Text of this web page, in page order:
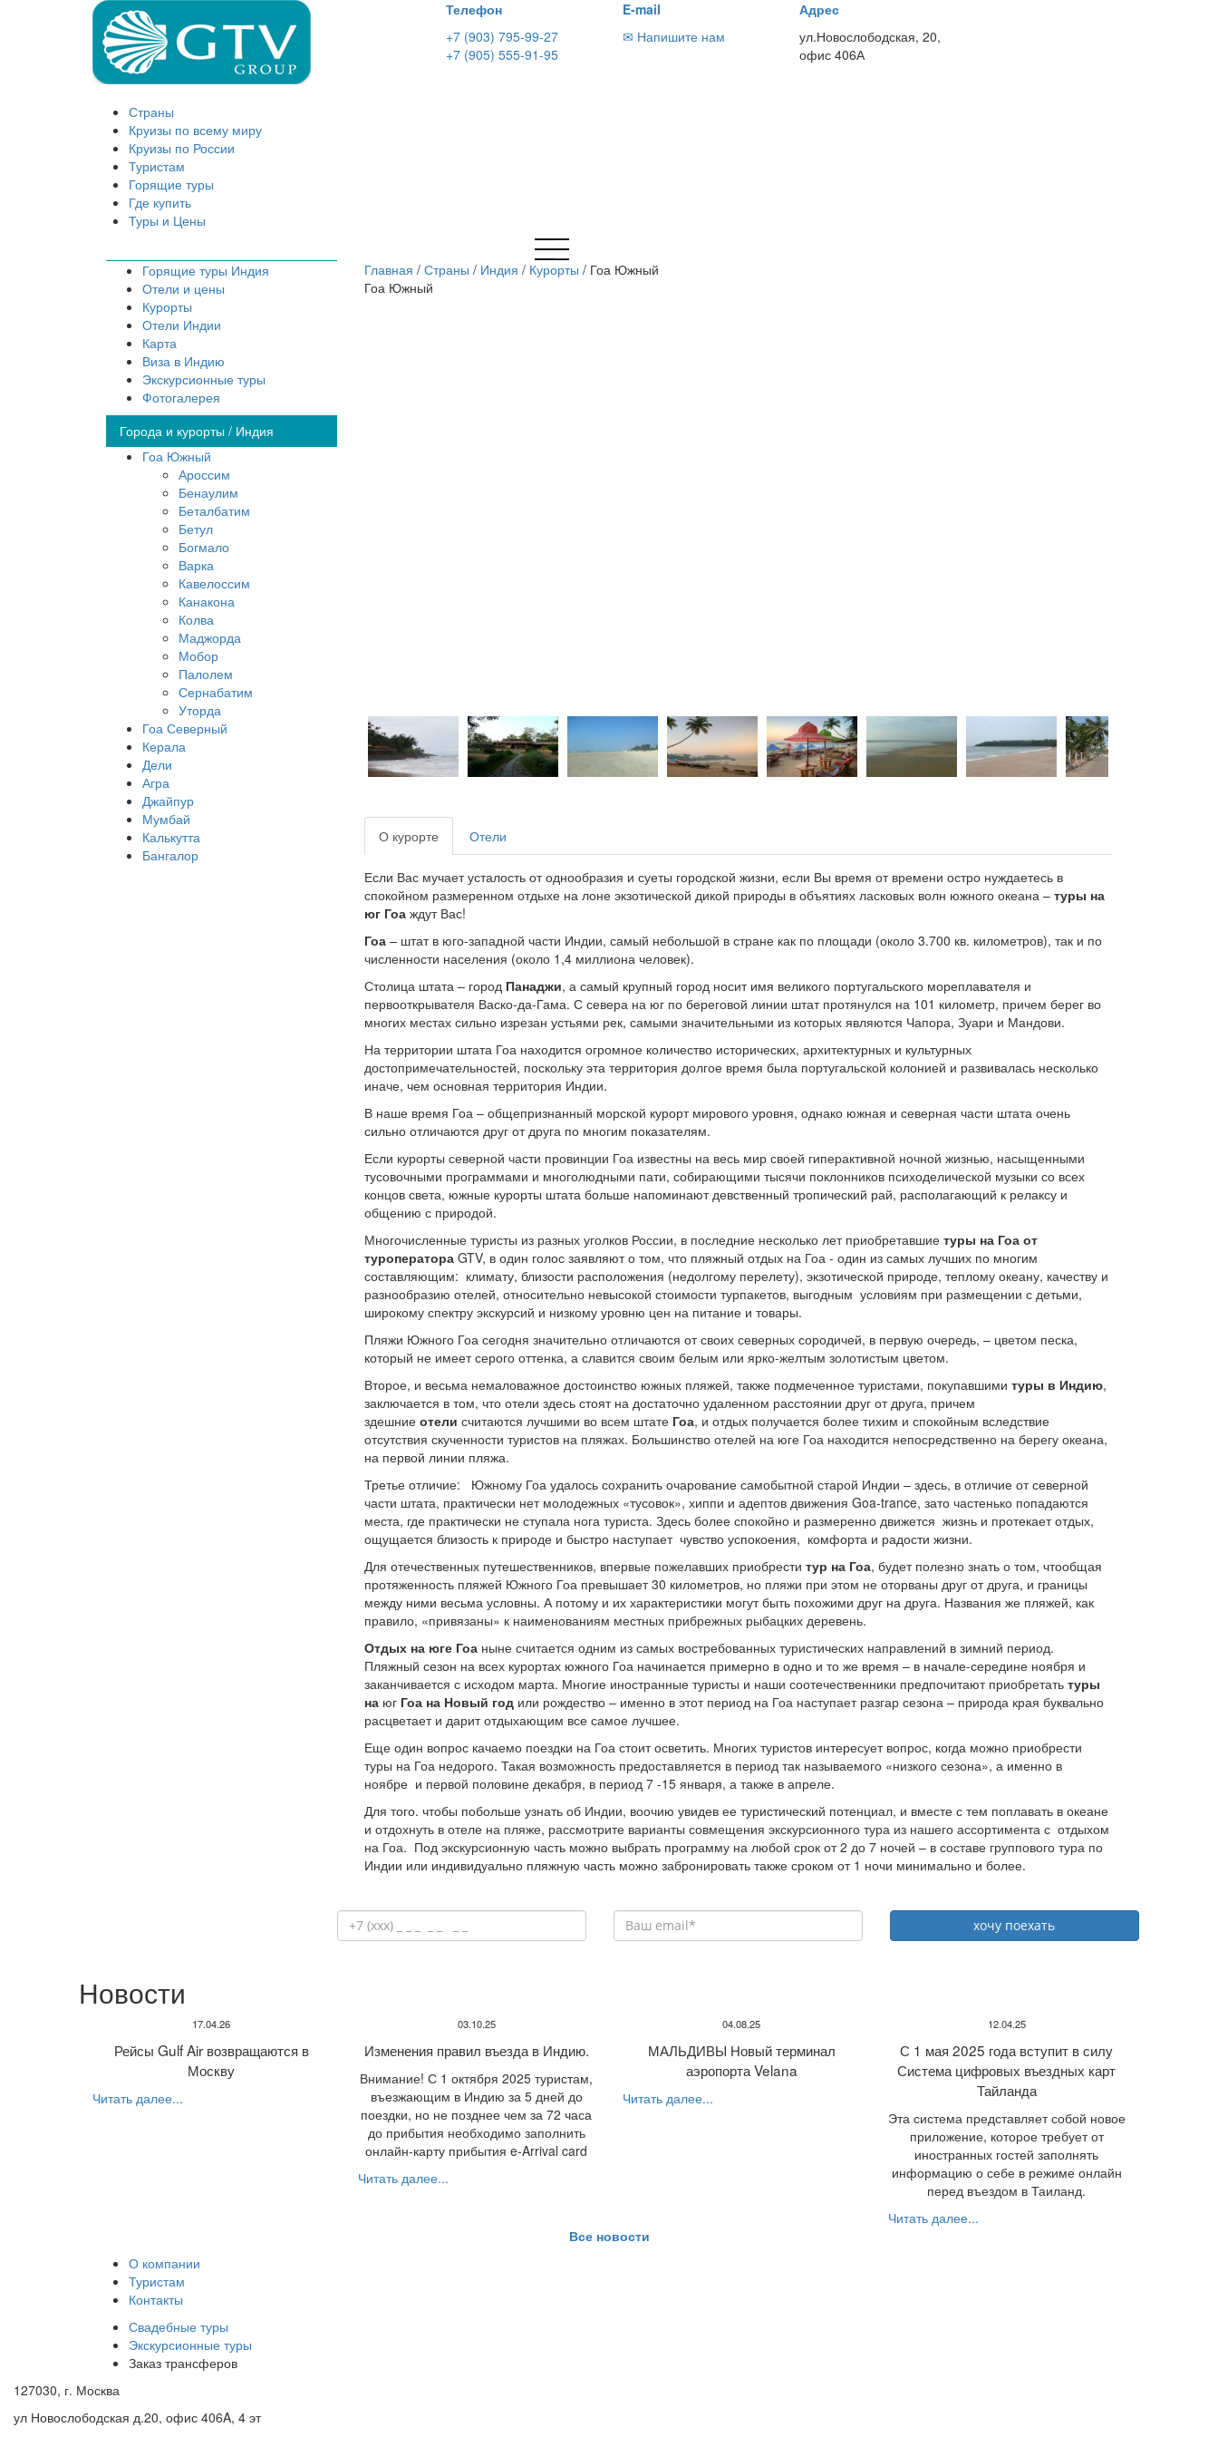
Телефон
+7 (903) 795-99-27
+7 (905) 555-91-95
E-mail
✉ Напишите нам
Адрес
ул.Новослободская, 20,
офис 406А
Страны
Круизы по всему миру
Круизы по России
Туристам
Горящие туры
Где купить
Туры и Цены
Главная / Страны / Индия / Курорты / Гоа Южный
Гоа Южный
О курорте Отели
Если Вас мучает усталость от однообразия и суеты городской жизни, если Вы время от времени остро нуждаетесь в
спокойном размеренном отдыхе на лоне экзотической дикой природы в объятиях ласковых волн южного океана – туры на
юг Гоа ждут Вас!
Гоа – штат в юго-западной части Индии, самый небольшой в стране как по площади (около 3.700 кв. километров), так и по
численности населения (около 1,4 миллиона человек).
Столица штата – город Панаджи, а самый крупный город носит имя великого португальского мореплавателя и
первооткрывателя Васко-да-Гама. С севера на юг по береговой линии штат протянулся на 101 километр, причем берег во
многих местах сильно изрезан устьями рек, самыми значительными из которых являются Чапора, Зуари и Мандови.
На территории штата Гоа находится огромное количество исторических, архитектурных и культурных
достопримечательностей, поскольку эта территория долгое время была португальской колонией и развивалась несколько
иначе, чем основная территория Индии.
В наше время Гоа – общепризнанный морской курорт мирового уровня, однако южная и северная части штата очень
сильно отличаются друг от друга по многим показателям.
Если курорты северной части провинции Гоа известны на весь мир своей гиперактивной ночной жизнью, насыщенными
тусовочными программами и многолюдными пати, собирающими тысячи поклонников психоделической музыки со всех
концов света, южные курорты штата больше напоминают девственный тропический рай, располагающий к релаксу и
общению с природой.
Многочисленные туристы из разных уголков России, в последние несколько лет приобретавшие туры на Гоа от
туроператора GTV, в один голос заявляют о том, что пляжный отдых на Гоа - один из самых лучших по многим
составляющим: климату, близости расположения (недолгому перелету), экзотической природе, теплому океану, качеству и
разнообразию отелей, относительно невысокой стоимости турпакетов, выгодным условиям при размещении с детьми,
широкому спектру экскурсий и низкому уровню цен на питание и товары.
Пляжи Южного Гоа сегодня значительно отличаются от своих северных сородичей, в первую очередь, – цветом песка,
который не имеет серого оттенка, а славится своим белым или ярко-желтым золотистым цветом.
Второе, и весьма немаловажное достоинство южных пляжей, также подмеченное туристами, покупавшими туры в Индию,
заключается в том, что отели здесь стоят на достаточно удаленном расстоянии друг от друга, причем
здешние отели считаются лучшими во всем штате Гоа, и отдых получается более тихим и спокойным вследствие
отсутствия скученности туристов на пляжах. Большинство отелей на юге Гоа находится непосредственно на берегу океана,
на первой линии пляжа.
Третье отличие: Южному Гоа удалось сохранить очарование самобытной старой Индии – здесь, в отличие от северной
части штата, практически нет молодежных «тусовок», хиппи и адептов движения Goa-trance, зато частенько попадаются
места, где практически не ступала нога туриста. Здесь более спокойно и размеренно движется жизнь и протекает отдых,
ощущается близость к природе и быстро наступает чувство успокоения, комфорта и радости жизни.
Для отечественных путешественников, впервые пожелавших приобрести тур на Гоа, будет полезно знать о том, чтообщая
протяженность пляжей Южного Гоа превышает 30 километров, но пляжи при этом не оторваны друг от друга, и границы
между ними весьма условны. А потому и их характеристики могут быть похожими друг на друга. Названия же пляжей, как
правило, «привязаны» к наименованиям местных прибрежных рыбацких деревень.
Отдых на юге Гоа ныне считается одним из самых востребованных туристических направлений в зимний период.
Пляжный сезон на всех курортах южного Гоа начинается примерно в одно и то же время – в начале-середине ноября и
заканчивается с исходом марта. Многие иностранные туристы и наши соотечественники предпочитают приобретать туры
на юг Гоа на Новый год или рождество – именно в этот период на Гоа наступает разгар сезона – природа края буквально
расцветает и дарит отдыхающим все самое лучшее.
Еще один вопрос качаемо поездки на Гоа стоит осветить. Многих туристов интересует вопрос, когда можно приобрести
туры на Гоа недорого. Такая возможность предоставляется в период так называемого «низкого сезона», а именно в
ноябре и первой половине декабря, в период 7 -15 января, а также в апреле.
Для того. чтобы побольше узнать об Индии, воочию увидев ее туристический потенциал, и вместе с тем поплавать в океане
и отдохнуть в отеле на пляже, рассмотрите варианты совмещения экскурсионного тура из нашего ассортимента с отдыхом
на Гоа. Под экскурсионную часть можно выбрать программу на любой срок от 2 до 7 ночей – в составе группового тура по
Индии или индивидуально пляжную часть можно забронировать также сроком от 1 ночи минимально и более.
Горящие туры Индия
Отели и цены
Курорты
Отели Индии
Карта
Виза в Индию
Экскурсионные туры
Фотогалерея
Города и курорты / Индия
Гоа Южный
Ароссим
Бенаулим
Беталбатим
Бетул
Богмало
Варка
Кавелоссим
Канакона
Колва
Маджорда
Мобор
Палолем
Сернабатим
Уторда
Гоа Северный
Керала
Дели
Агра
Джайпур
Мумбай
Калькутта
Бангалор
Новости
17.04.26
Рейсы Gulf Air возвращаются в
Москву
Читать далее...
03.10.25
Изменения правил въезда в Индию.
Внимание! С 1 октября 2025 туристам,
въезжающим в Индию за 5 дней до
поездки, но не позднее чем за 72 часа
до прибытия необходимо заполнить
онлайн-карту прибытия e-Arrival card
Читать далее...
04.08.25
МАЛЬДИВЫ Новый терминал
аэропорта Velana
Читать далее...
12.04.25
С 1 мая 2025 года вступит в силу
Система цифровых въездных карт
Тайланда
Эта система представляет собой новое
приложение, которое требует от
иностранных гостей заполнять
информацию о себе в режиме онлайн
перед въездом в Таиланд.
Читать далее...
Все новости
О компании
Туристам
Контакты
Свадебные туры
Экскурсионные туры
Заказ трансферов
127030, г. Москва
ул Новослободская д.20, офис 406A, 4 эт